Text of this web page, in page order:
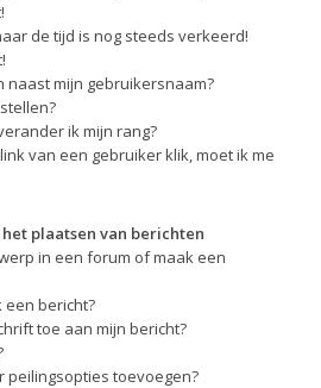
de tijd is nog steeds verkeerd!
naast mijn gebruikersnaam?
ik mijn rang?
van een gebruiker klik, moet ik me
plaatsen van berichten
in een forum of maak een
een bericht?
toe aan mijn bericht?
peilingsopties toevoegen?